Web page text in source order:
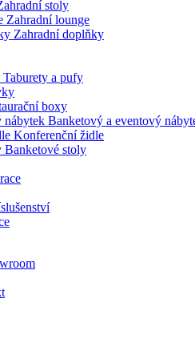
stoly
Zahradní lounge
Zahradní doplňky
Taburety a pufy
boxy
Banketový a eventový
Konferenční židle
Banketové stoly